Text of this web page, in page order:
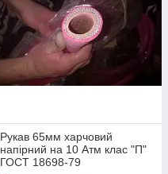
Рукав 65мм харчовий
напірний на 10 Атм клас "П"
ГОСТ 18698-79